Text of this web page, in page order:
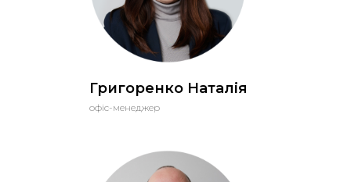
Григоренко Наталія
офіс-менеджер